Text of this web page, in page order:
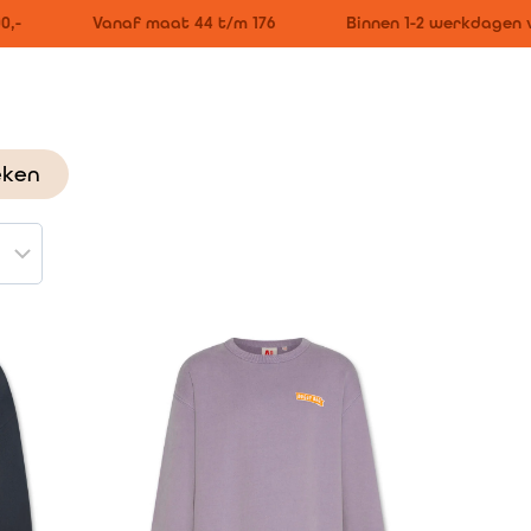
Vanaf maat 44 t/m 176 Binnen 1-2 werkdagen